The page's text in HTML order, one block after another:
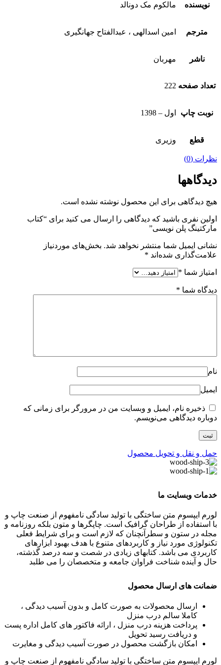
نویسنده مالکوم مک دونالد
مترجم امین اسدالهی ، عبدالفتاح جهانگیری
ناشر مهربان
تعداد صفحه 222
نوبت چاپ اول – 1398
قطع وزیری
نظرات (0)
دیدگاهها
هیچ دیدگاهی برای این محصول نوشته نشده است.
اولین نفری باشید که دیدگاهی را ارسال می کنید برای “کتاب
مارکتینگ پلن نویسی”
نشانی ایمیل شما منتشر نخواهد شد. بخش‌های موردنیاز
علامت‌گذاری شده‌اند *
امتیاز شما *
دیدگاه شما *
نام
ایمیل
ذخیره نام، ایمیل و وبسایت من در مرورگر برای زمانی که
دوباره دیدگاهی می‌نویسم.
حمل و نقل و تحویل محصول
خدمات وبسایت ما
لورم ایپسوم متن ساختگی با تولید سادگی نامفهوم از صنعت چاپ و
با استفاده از طراحان گرافیک است. چاپگرها و متون بلکه روزنامه و
مجله در ستون و سطرآنچنان که لازم است و برای شرایط فعلی
تکنولوژی مورد نیاز و کاربردهای متنوع با هدف بهبود ابزارهای
کاربردی می باشد. کتابهای زیادی در شصت و سه درصد گذشته،
حال و آینده شناخت فراوان جامعه و متخصصان را می طلبد
ضمانت های ارسال محصول
ارسال محصولات به صورت کامل و بدون آسیب دیدگی ،
کاملا سالم درب منزل
پرداخت هزینه درب منزل ، ارائه فاکتور های کامل اداره پست
و دریافت رسید تحویل
امکان بازگشت محصول در صورت آسیب دیدگی و مغایرت
لورم ایپسوم متن ساختگی با تولید سادگی نامفهوم از صنعت چاپ و